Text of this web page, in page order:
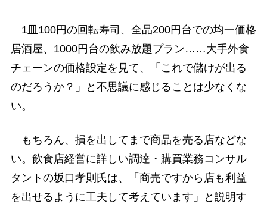
1皿100円の回転寿司、全品200円台での均一価格
居酒屋、1000円台の飲み放題プラン……大手外食
チェーンの価格設定を見て、「これで儲けが出る
のだろうか？」と不思議に感じることは少なくな
い。
もちろん、損を出してまで商品を売る店などな
い。飲食店経営に詳しい調達・購買業務コンサル
タントの坂口孝則氏は、「商売ですから店も利益
を出せるように工夫して考えています」と説明す